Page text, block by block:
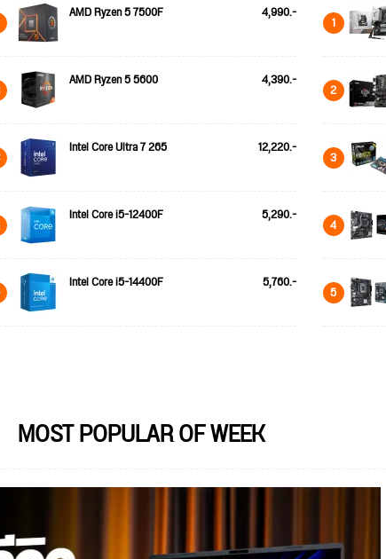
AMD Ryzen 5 7500F 4,990.-
AMD Ryzen 5 5600 4,390.-
Intel Core Ultra 7 265 12,220.-
Intel Core i5-12400F 5,290.-
Intel Core i5-14400F 5,760.-
1
2
3
4
5
MOST POPULAR OF WEEK